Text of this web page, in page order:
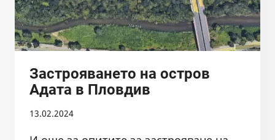
РАЙОНА
НА
САДОВО
И
ДО
МИНИСТЪРА
Застрояването на остров
Адата в Пловдив
13.02.2024